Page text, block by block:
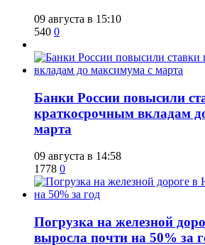
09 августа в 15:10
540 0
​Банки России повысили
краткосрочным вкладам
марта
09 августа в 14:58
1778 0
​Погрузка на железной
выросла почти на 50% за